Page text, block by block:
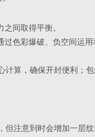
间取得平衡。
色彩爆破、负空间运用
算，确保开封便利；
注意到时会增加一层